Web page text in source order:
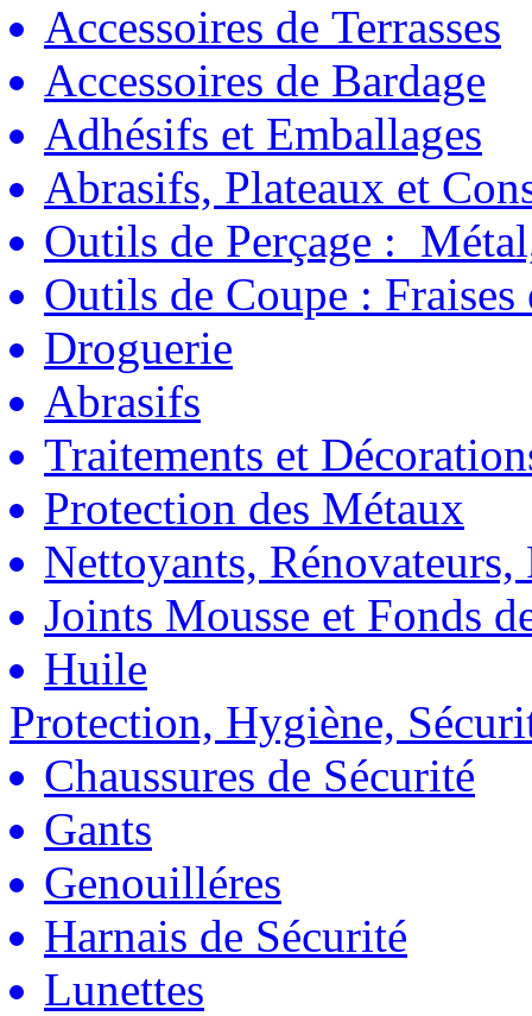
Accessoires de Terrasses
Accessoires de Bardage
Adhésifs et Emballages
Abrasifs, Plateaux et
Outils de Perçage :
Outils de Coupe : Fraises
Droguerie
Abrasifs
Traitements et
Protection des Métaux
Nettoyants, Rénovateurs,
Joints Mousse et Fonds
Huile
Protection, Hygiène,
Chaussures de Sécurité
Gants
Genouilléres
Harnais de Sécurité
Lunettes